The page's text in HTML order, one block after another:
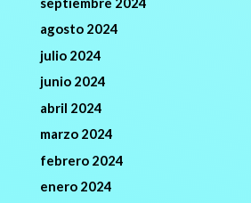
agosto 2024
julio 2024
junio 2024
abril 2024
marzo 2024
febrero 2024
enero 2024